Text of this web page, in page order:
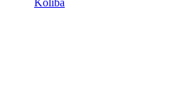
Koliba